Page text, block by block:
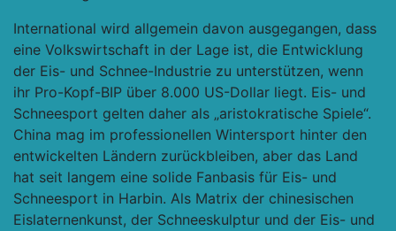
International wird allgemein davon ausgegangen, dass
eine Volkswirtschaft in der Lage ist, die Entwicklung
der Eis- und Schnee-Industrie zu unterstützen, wenn
ihr Pro-Kopf-BIP über 8.000 US-Dollar liegt. Eis- und
Schneesport gelten daher als „aristokratische Spiele“.
China mag im professionellen Wintersport hinter den
entwickelten Ländern zurückbleiben, aber das Land
hat seit langem eine solide Fanbasis für Eis- und
Schneesport in Harbin. Als Matrix der chinesischen
Eislaternenkunst, der Schneeskulptur und der Eis- und